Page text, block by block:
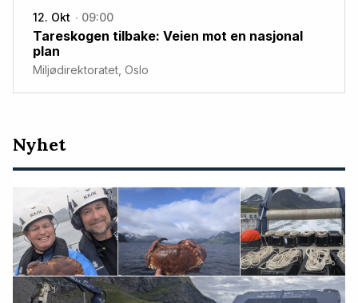
12. Okt 09:00
Tareskogen tilbake: Veien mot en nasjonal
plan
Miljødirektoratet, Oslo
Nyeste
artikler
Nyhet